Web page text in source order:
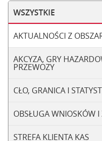
WSZYSTKIE
AKTUALNOŚCI Z
AKCYZA, GRY
PRZEWOZY
CŁO, GRANICA I
OBSŁUGA WNIOSKÓW I
STREFA KLIENTA KAS